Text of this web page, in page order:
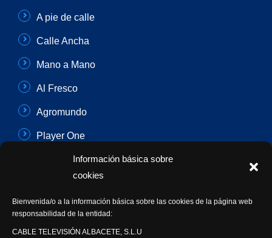
Información básica sobre
cookies
Bienvenida/o a la información básica sobre las cookies de la página web
responsabilidad de la entidad:
CABLE TELEVISIÓN ALBACETE, S.L.U
A pie de calle
Calle Ancha
Mano a Mano
Al Fresco
Agromundo
Player One
Con Sentido Común
Actualidad Semanal